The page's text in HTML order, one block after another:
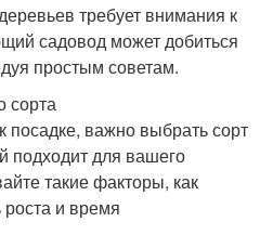
требует внимания к
садовод может добиться
простым советам.
сорта
посадке, важно выбрать сорт
подходит для вашего
такие факторы, как
роста и время